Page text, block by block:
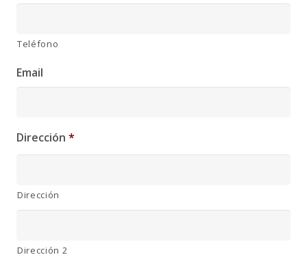
Teléfono
Email
Dirección *
Dirección
Dirección 2